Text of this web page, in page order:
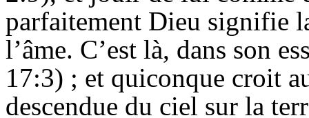
parfaitement Dieu signifie
l’âme. C’est là, dans son
17:3) ; et quiconque croit
descendue du ciel sur la